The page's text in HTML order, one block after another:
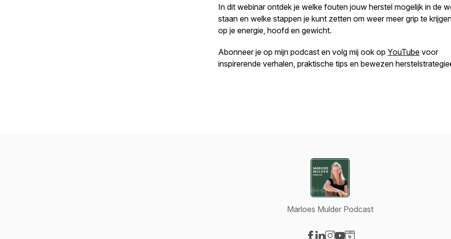
In dit webinar ontdek je welke fouten jouw herstel mogelijk in de
staan en welke stappen je kunt zetten om weer meer grip te
op je energie, hoofd en gewicht.
Abonneer je op mijn podcast en volg mij ook op YouTube voor
inspirerende verhalen, praktische tips en bewezen
Marloes Mulder Podcast